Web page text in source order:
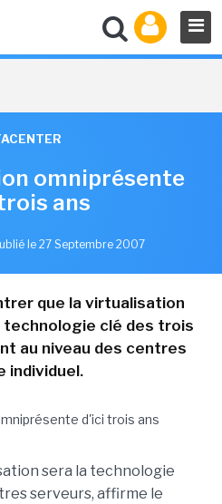
omniprésente
ans
le 27 Septembre 2007
que la virtualisation
clé des trois
au niveau des centres
individuel.
sera la technologie
serveurs, affirme le